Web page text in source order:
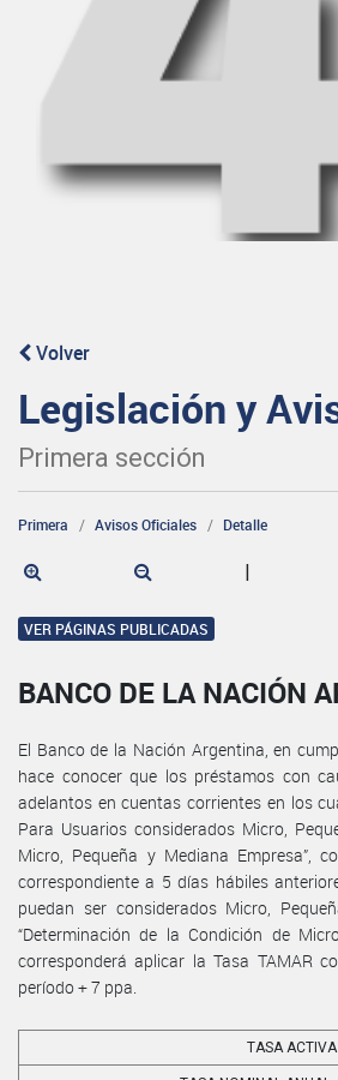
Volver
Legislación y
Primera sección
Primera Avisos Oficiales Detalle
|
VER PÁGINAS PUBLICADAS
BANCO DE LA NACIÓN
El Banco de la Nación Argentina, en
hace conocer que los préstamos con
adelantos en cuentas corrientes en los
Para Usuarios considerados Micro,
Micro, Pequeña y Mediana Empresa”,
correspondiente a 5 días hábiles
puedan ser considerados Micro,
“Determinación de la Condición de
corresponderá aplicar la Tasa TAMAR
período + 7 ppa.
TASA